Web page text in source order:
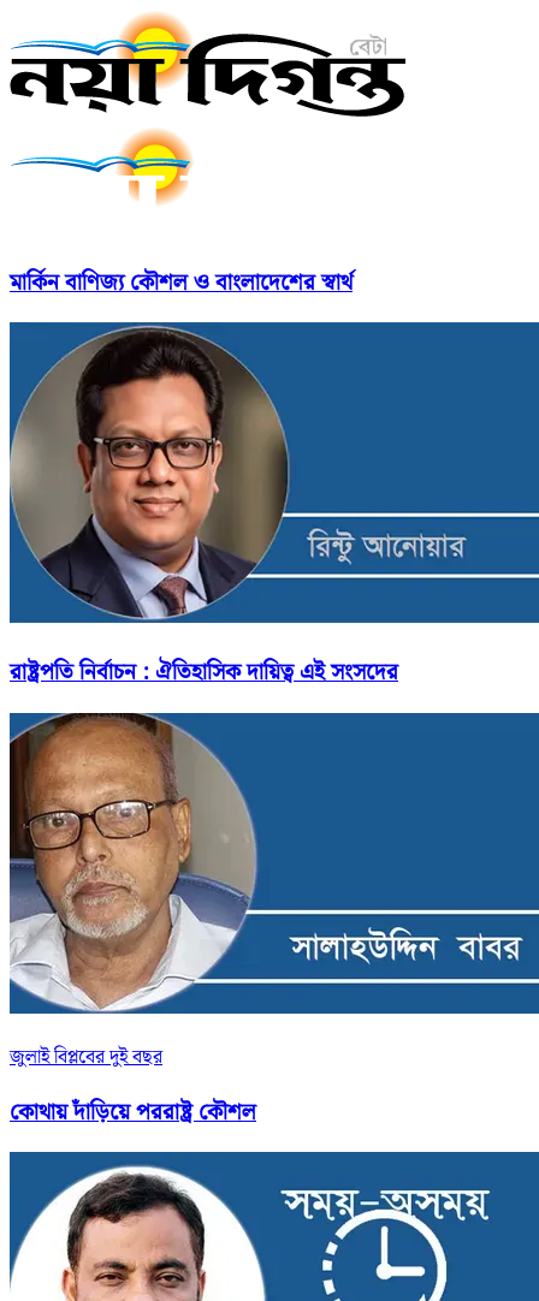
মার্কিন বাণিজ্য কৌশল ও বাংলাদেশের স্বার্থ
রাষ্ট্রপতি নির্বাচন : ঐতিহাসিক দায়িত্ব এই সংসদের
জুলাই বিপ্লবের দুই বছর
কোথায় দাঁড়িয়ে পররাষ্ট্র কৌশল